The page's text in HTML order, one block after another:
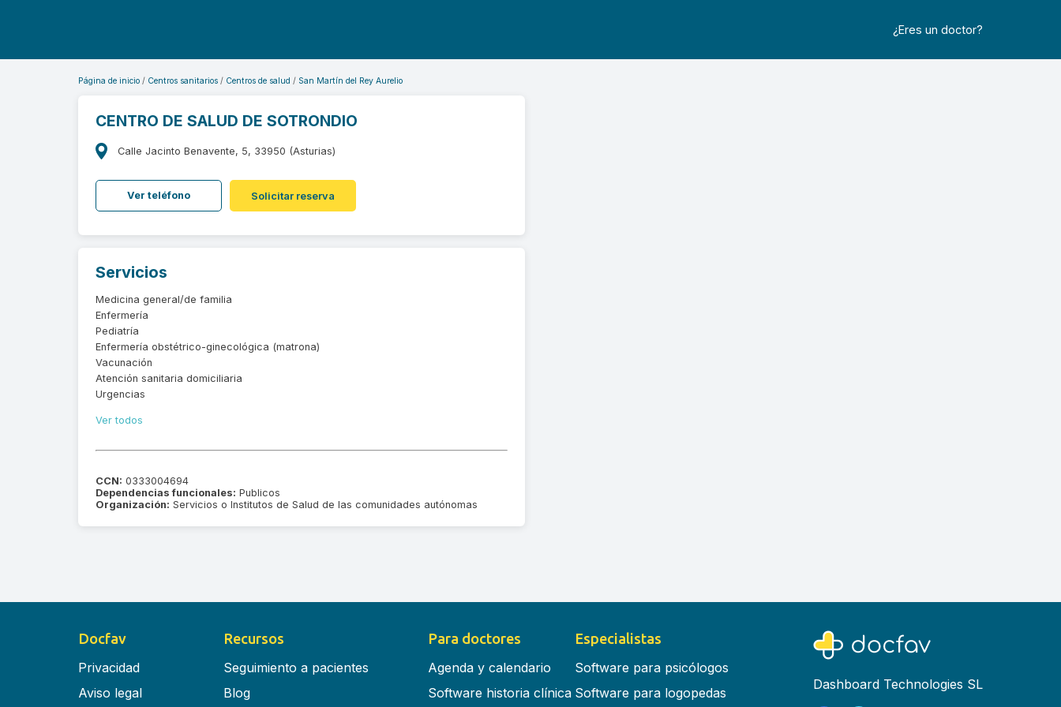
¿Eres un doctor?
Página de inicio Centros sanitarios Centros de salud San Martín del Rey Aurelio
CENTRO DE SALUD DE SOTRONDIO
Calle Jacinto Benavente, 5, 33950 (Asturias)
Ver teléfono Solicitar reserva
Servicios
Medicina general/de familia
Enfermería
Pediatría
Enfermería obstétrico-ginecológica (matrona)
Vacunación
Atención sanitaria domiciliaria
Urgencias
Ver todos
CCN: 0333004694
Dependencias funcionales: Publicos
Organización: Servicios o Institutos de Salud de las comunidades autónomas
Docfav
Privacidad
Aviso legal
Recursos
Seguimiento a pacientes
Blog
Para doctores
Agenda y calendario
Software historia clínica
Especialistas
Software para psicólogos
Software para logopedas
Dashboard Technologies SL